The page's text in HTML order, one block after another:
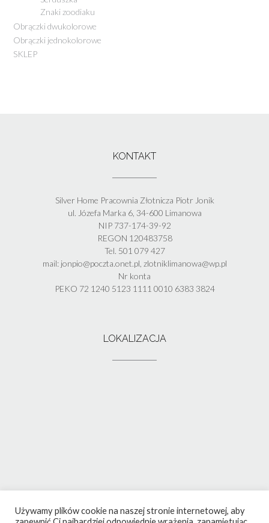
Znaki zoodiaku
Obrączki dwukolorowe
Obrączki jednokolorowe
SKLEP
KONTAKT
Silver Home Pracownia Złotnicza Piotr Jonik
ul. Józefa Marka 6, 34-600 Limanowa
NIP 737-174-39-92
REGON 120483758
Tel. 501 079 427
mail: jonpio@poczta.onet.pl, zlotniklimanowa@wp.pl
Nr konta
PEKO 72 1240 5123 1111 0010 6383 3824
LOKALIZACJA
Używamy plików cookie na naszej stronie internetowej, aby